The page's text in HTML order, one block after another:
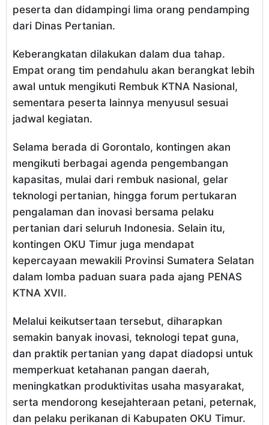
peserta dan didampingi lima orang pendamping
dari Dinas Pertanian.
Keberangkatan dilakukan dalam dua tahap.
Empat orang tim pendahulu akan berangkat lebih
awal untuk mengikuti Rembuk KTNA Nasional,
sementara peserta lainnya menyusul sesuai
jadwal kegiatan.
Selama berada di Gorontalo, kontingen akan
mengikuti berbagai agenda pengembangan
kapasitas, mulai dari rembuk nasional, gelar
teknologi pertanian, hingga forum pertukaran
pengalaman dan inovasi bersama pelaku
pertanian dari seluruh Indonesia. Selain itu,
kontingen OKU Timur juga mendapat
kepercayaan mewakili Provinsi Sumatera Selatan
dalam lomba paduan suara pada ajang PENAS
KTNA XVII.
Melalui keikutsertaan tersebut, diharapkan
semakin banyak inovasi, teknologi tepat guna,
dan praktik pertanian yang dapat diadopsi untuk
memperkuat ketahanan pangan daerah,
meningkatkan produktivitas usaha masyarakat,
serta mendorong kesejahteraan petani, peternak,
dan pelaku perikanan di Kabupaten OKU Timur.